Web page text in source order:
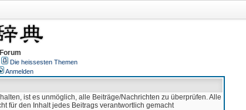
Die heissesten Themen
Anmelden
ist es unmöglich, alle Beiträge/Nachrichten zu überprüfen. Alle
für den Inhalt jedes Beitrags verantwortlich gemacht